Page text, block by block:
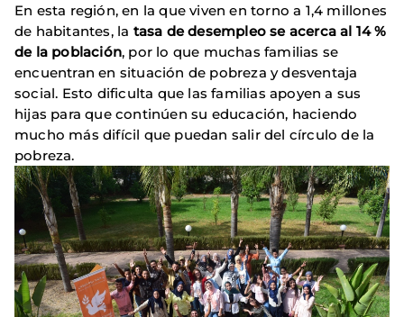
En esta región, en la que viven en torno a 1,4 millones
de habitantes, la tasa de desempleo se acerca al 14 %
de la población, por lo que muchas familias se
encuentran en situación de pobreza y desventaja
social. Esto dificulta que las familias apoyen a sus
hijas para que continúen su educación, haciendo
mucho más difícil que puedan salir del círculo de la
pobreza.